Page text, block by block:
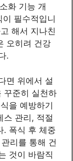
화 기능 개
필수적입니
해서 지나친
오히려 건강
.
면 위에서 설
꾸준히 실천하
을 예방하기
스 관리, 적절
. 폭식 후 체중
리를 통해 건
것이 바람직